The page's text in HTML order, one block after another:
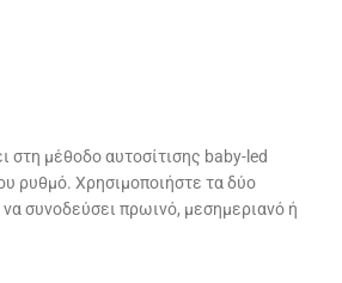
στη μέθοδο αυτοσίτισης baby-led
ρυθμό. Χρησιμοποιήστε τα δύο
συνοδεύσει πρωινό, μεσημεριανό ή